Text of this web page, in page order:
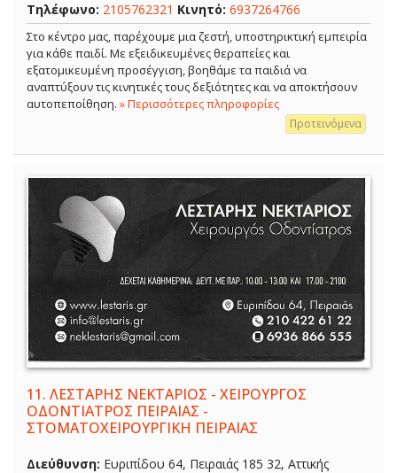
Τηλέφωνο: 2105762321 Κινητό: 6937264766
Στο κέντρο μας, παρέχουμε μια ζεστή, υποστηρικτική εμπειρία
για κάθε παιδί. Με εξειδικευμένες θεραπείες και
εξατομικευμένη προσέγγιση, βοηθάμε τα παιδιά να
αναπτύξουν τις κινητικές τους δεξιότητες και να αποκτήσουν
αυτοπεποίθηση. » Περισσότερες πληροφορίες
Προτεινόμενα
11. ΛΕΣΤΑΡΗΣ ΝΕΚΤΑΡΙΟΣ - ΧΕΙΡΟΥΡΓΟΣ
ΟΔΟΝΤΙΑΤΡΟΣ ΠΕΙΡΑΙΑΣ -
ΣΤΟΜΑΤΟΧΕΙΡΟΥΡΓΙΚΗ ΠΕΙΡΑΙΑΣ
Διεύθυνση: Ευριπίδου 64, Πειραιάς 185 32, Αττικής